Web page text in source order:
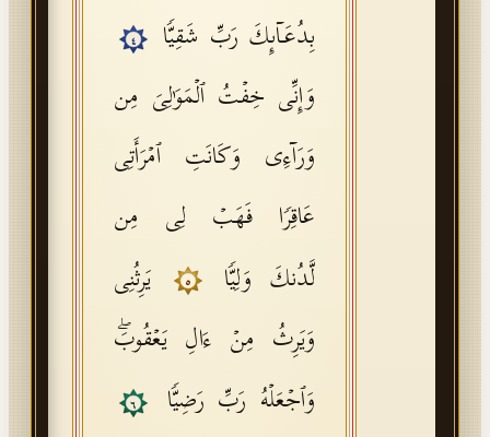
بِدُعَاۤىِٕكَ رَبِّ شَقِیࣰّا
٤
وَإِنِّی خِفۡتُ ٱلۡمَوَ ٰ⁠لِیَ مِن
وَرَاۤءِی وَكَانَتِ ٱمۡرَأَتِی
عَاقِرࣰا فَهَبۡ لِی مِن
لَّدُنكَ وَلِیࣰّا
٥
یَرِثُنِی
وَیَرِثُ مِنۡ ءَالِ یَعۡقُوبَۖ
وَٱجۡعَلۡهُ رَبِّ رَضِیࣰّا
٦